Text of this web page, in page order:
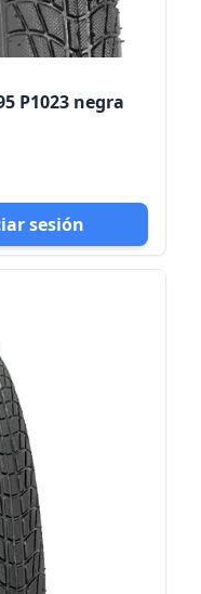
P1023 negra
sesión